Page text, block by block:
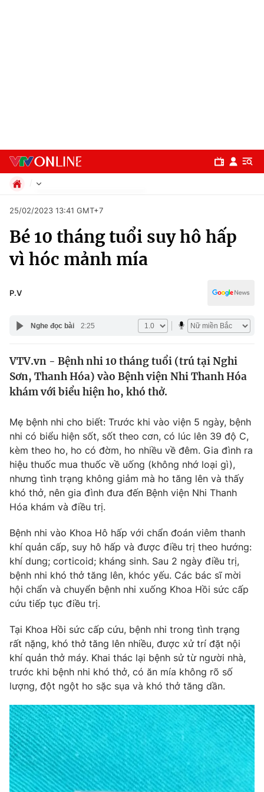
Chuyên mục
Chính trị
Y tế
Tin tức
Thế giới đó đây
Câu chuyện quốc tế
Kinh tế
Tài chính
Thị trường
Góc doanh nghiệp
Dữ liệu và đời sống
Truyền hình
Phim VTV
Hậu trường
Nhân vật
Khán giả
Giải sao mai
Giải trí
Điện ảnh
Âm nhạc
Đời sống
Du lịch
Làm đẹp
Chất lượng cuộc sống
Giáo dục
Tuyển sinh
Học trực tuyến
Công nghệ
Hitech Công nghệ tương lai
Sản phẩm
Thị trường
Tư vấn
Giao lưu trực tuyến
Lịch phát sóng
Chuyên mục khác
Emagazine Podcast
Xã hội
Pháp luật
Thể thao
Đời sống
Giáo dục
25/02/2023 13:41 GMT+7
Bé 10 tháng tuổi suy hô hấp
vì hóc mảnh mía
P.V
Nghe đọc bài 2:25
VTV.vn - Bệnh nhi 10 tháng tuổi (trú tại Nghi
Sơn, Thanh Hóa) vào Bệnh viện Nhi Thanh Hóa
khám với biểu hiện ho, khó thở.
Mẹ bệnh nhi cho biết: Trước khi vào viện 5 ngày, bệnh
nhi có biểu hiện sốt, sốt theo cơn, có lúc lên 39 độ C,
kèm theo ho, ho có đờm, ho nhiều về đêm. Gia đình ra
hiệu thuốc mua thuốc về uống (không nhớ loại gì),
nhưng tình trạng không giảm mà ho tăng lên và thấy
khó thở, nên gia đình đưa đến Bệnh viện Nhi Thanh
Hóa khám và điều trị.
Bệnh nhi vào Khoa Hô hấp với chẩn đoán viêm thanh
khí quản cấp, suy hô hấp và được điều trị theo hướng:
khí dung; corticoid; kháng sinh. Sau 2 ngày điều trị,
bệnh nhi khó thở tăng lên, khóc yếu. Các bác sĩ mời
hội chẩn và chuyển bệnh nhi xuống Khoa Hồi sức cấp
cứu tiếp tục điều trị.
Tại Khoa Hồi sức cấp cứu, bệnh nhi trong tình trạng
rất nặng, khó thở tăng lên nhiều, được xử trí đặt nội
khí quản thở máy. Khai thác lại bệnh sử từ người nhà,
trước khi bệnh nhi khó thở, có ăn mía không rõ số
lượng, đột ngột ho sặc sụa và khó thở tăng dần.